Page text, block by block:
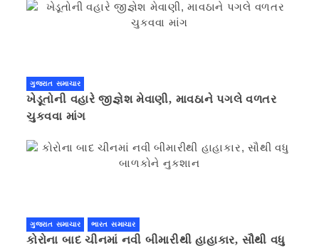
ગુજરાત સમાચાર
ખેડૂતોની વહારે જીજ્ઞેશ મેવાણી, માવઠાને પગલે વળતર
ચુકવવા માંગ
ગુજરાત સમાચાર ભારત સમાચાર
કોરોના બાદ ચીનમાં નવી બીમારીથી હાહાકાર, સૌથી વધુ